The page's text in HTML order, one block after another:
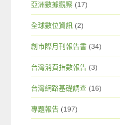
亞洲數據觀察 (17)
全球數位資訊 (2)
創市際月刊報告書 (34)
台灣消費指數報告 (3)
台灣網路基礎調查 (16)
專題報告 (197)